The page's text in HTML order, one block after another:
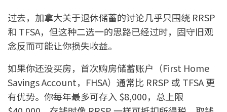
过去，加拿大关于退休储蓄的讨论几乎只围绕 RRSP
和 TFSA，但这种二选一的思路已经过时，固守旧观
念反而可能让你损失收益。
如果你还没买房，首次购房储蓄账户（First Home
Savings Account，FHSA）通常比 RRSP 或 TFSA 更
有优势。你每年最多可存入 $8,000，总上限